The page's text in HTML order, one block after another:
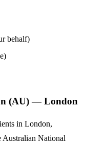
behalf)
(AU) — London
in London,
Australian National